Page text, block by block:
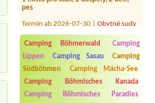
Termin ab 2026-07-30 |
Branov
2x 2L sud a 4 osoby
Termin ab 2026-08-11 |Autocamping
a hotel Na Špici
1 Stellplatz für Womo 7 m lang
Termin ab 2026-07-22 |
Autokemp
Mostek
2 Zelte 1
Camping Böhmerwald
Camping
Lippen
Camping Sasau
Camping
Südböhmen
Camping Mácha-See
Camping Böhmisches Kanada
Camping Böhmisches Paradies